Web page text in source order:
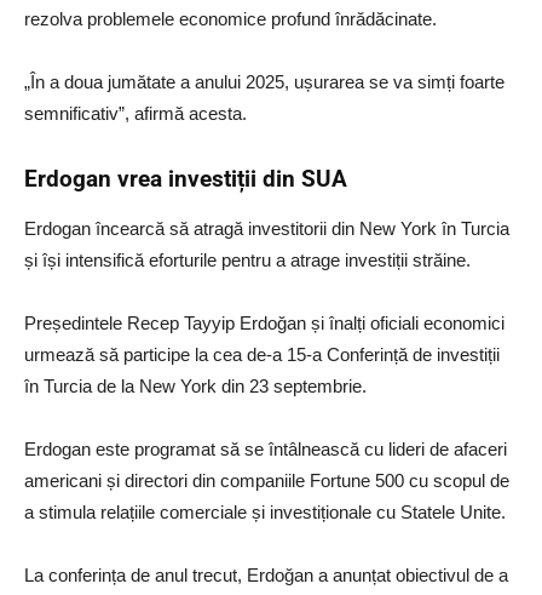
rezolva problemele economice profund înrădăcinate.
„În a doua jumătate a anului 2025, ușurarea se va simți foarte
semnificativ”, afirmă acesta.
Erdogan vrea investiții din SUA
Erdogan încearcă să atragă investitorii din New York în Turcia
și își intensifică eforturile pentru a atrage investiții străine.
Președintele Recep Tayyip Erdoğan și înalți oficiali economici
urmează să participe la cea de-a 15-a Conferință de investiții
în Turcia de la New York din 23 septembrie.
Erdogan este programat să se întâlnească cu lideri de afaceri
americani și directori din companiile Fortune 500 cu scopul de
a stimula relațiile comerciale și investiționale cu Statele Unite.
La conferința de anul trecut, Erdoğan a anunțat obiectivul de a